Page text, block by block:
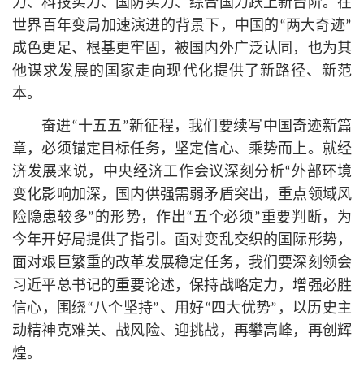
力、科技实力、国防实力、综合国力跃上新台阶。在
世界百年变局加速演进的背景下，中国的“两大奇迹”
成色更足、根基更牢固，被国内外广泛认同，也为其
他谋求发展的国家走向现代化提供了新路径、新范
本。
奋进“十五五”新征程，我们要续写中国奇迹新篇
章，必须锚定目标任务，坚定信心、乘势而上。就经
济发展来说，中央经济工作会议深刻分析“外部环境
变化影响加深，国内供强需弱矛盾突出，重点领域风
险隐患较多”的形势，作出“五个必须”重要判断，为
今年开好局提供了指引。面对变乱交织的国际形势，
面对艰巨繁重的改革发展稳定任务，我们要深刻领会
习近平总书记的重要论述，保持战略定力，增强必胜
信心，围绕“八个坚持”、用好“四大优势”，以历史主
动精神克难关、战风险、迎挑战，再攀高峰，再创辉
煌。